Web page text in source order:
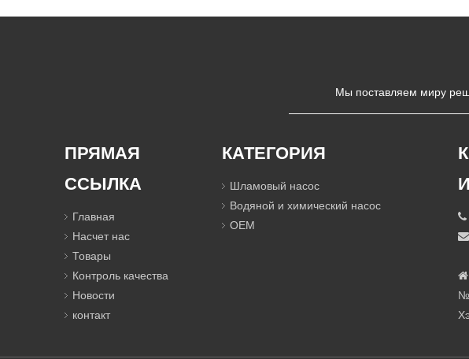
Мы поставляем миру
ПРЯМАЯ
ССЫЛКА
Главная
Насчет нас
Товары
Контроль качества
Новости
контакт
КАТЕГОРИЯ
Шламовый насос
Водяной и химический насос
OEM



​​№